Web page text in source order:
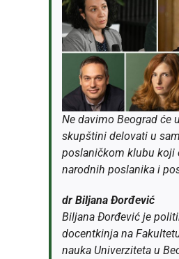
Ne davimo Beograd će
skupštini delovati u
poslaničkom klubu koji
narodnih poslanika i
dr Biljana Đorđević
Biljana Đorđević je
docentkinja na
nauka Univerziteta u